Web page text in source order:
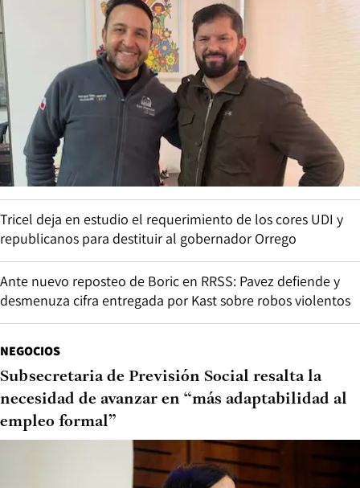
Tricel deja en estudio el requerimiento de los cores UDI y
republicanos para destituir al gobernador Orrego
Ante nuevo reposteo de Boric en RRSS: Pavez defiende y
desmenuza cifra entregada por Kast sobre robos violentos
NEGOCIOS
Subsecretaria de Previsión Social resalta la
necesidad de avanzar en “más adaptabilidad al
empleo formal”